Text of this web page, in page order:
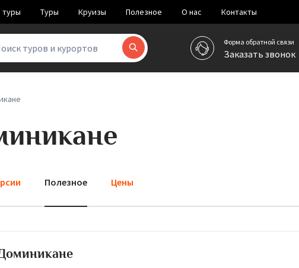
Туры Круизы Полезное О нас Контакты
туров и курортов
Форма обратной связи
Заказать звонок
Полезное Цены